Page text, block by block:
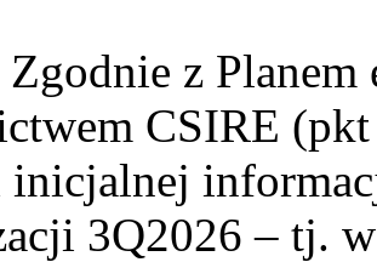
z
CSIRE
3Q2026 – tj.